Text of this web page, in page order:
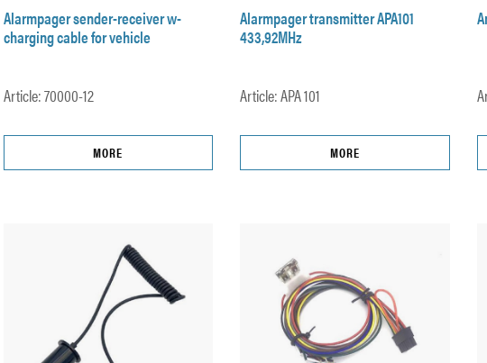
Alarmpager sender-receiver w-
charging cable for vehicle
Article: 70000-12
MORE
Alarmpager transmitter APA101
433,92MHz
Article: APA 101
MORE